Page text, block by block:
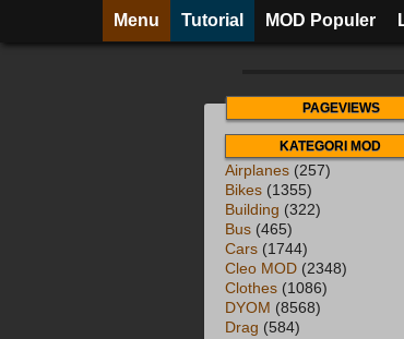
Menu Tutorial MOD Populer
PAGEVIEWS
KATEGORI MOD
Airplanes (257)
Bikes (1355)
Building (322)
Bus (465)
Cars (1744)
Cleo MOD (2348)
Clothes (1086)
DYOM (8568)
Drag (584)